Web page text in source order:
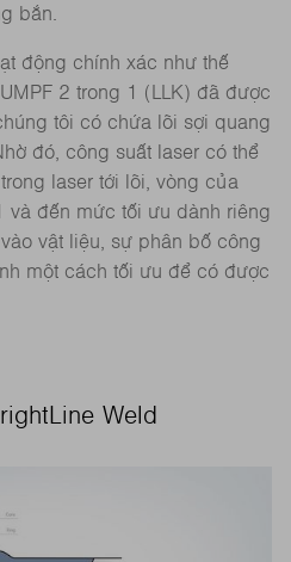
bắn.
động chính xác như thế
2 trong 1 (LLK) đã được
tôi có chứa lõi sợi quang
đó, công suất laser có thể
laser tới lõi, vòng của
và đến mức tối ưu dành riêng
vật liệu, sự phân bố công
một cách tối ưu để có được
Weld